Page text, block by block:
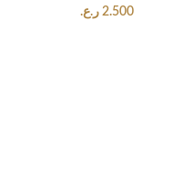
2.500 ر.ع.